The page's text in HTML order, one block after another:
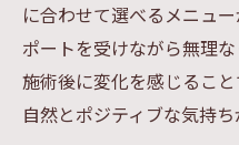
体験談から学ぶ
に合わせて選べるメニュ
ポートを受けながら無理
施術後に変化を感じること
自然とポジティブな気持ち